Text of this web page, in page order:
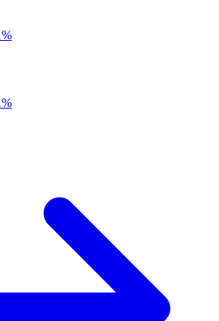
%
%